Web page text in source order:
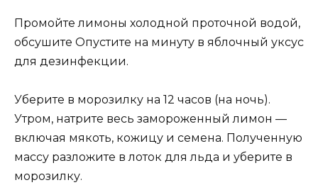
Промойте лимоны холодной проточной водой,
обсушите Опустите на минуту в яблочный уксус
для дезинфекции.
Уберите в морозилку на 12 часов (на ночь).
Утром, натрите весь замороженный лимон —
включая мякоть, кожицу и семена. Полученную
массу разложите в лоток для льда и уберите в
морозилку.